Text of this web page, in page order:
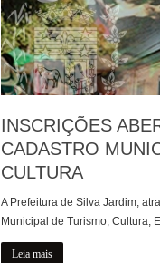
INSCRIÇÕES
CADASTRO
CULTURA
A Prefeitura de Silva Jardim,
Municipal de Turismo, Cultura,
Leia mais